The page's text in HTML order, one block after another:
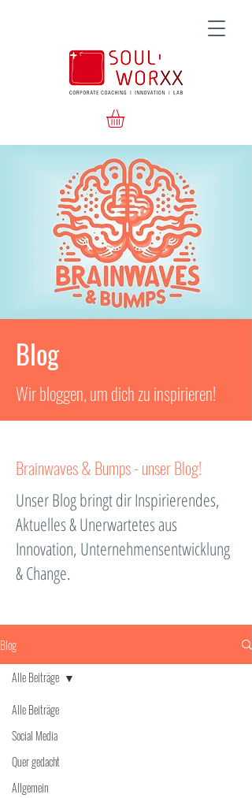
Blog
Wir bloggen, um dich zu inspirieren!
Brainwaves & Bumps - unser Blog!
Unser Blog bringt dir Inspirierendes,
Aktuelles & Unerwartetes aus
Innovation, Unternehmensentwicklung
& Change.
Blog
Alle Beiträge
Social Media
Quer gedacht
Allgemein
Alle Beiträge